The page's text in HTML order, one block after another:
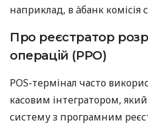
наприклад, в àбанк комісія
Про реєстратор
операцій (РРО)
POS-термінал часто
касовим інтегратором, який
систему з програмним